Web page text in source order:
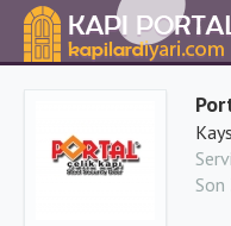
Son